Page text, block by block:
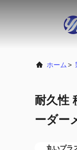
ホーム >
耐久性
ーダー
丸いプラ